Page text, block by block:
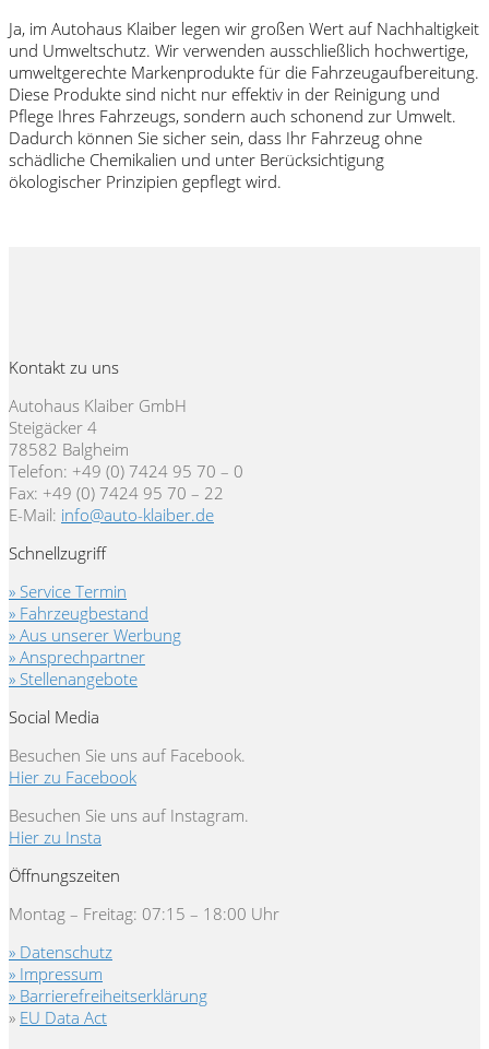
Ja, im Autohaus Klaiber legen wir großen Wert auf Nachhaltigkeit
und Umweltschutz. Wir verwenden ausschließlich hochwertige,
umweltgerechte Markenprodukte für die Fahrzeugaufbereitung.
Diese Produkte sind nicht nur effektiv in der Reinigung und
Pflege Ihres Fahrzeugs, sondern auch schonend zur Umwelt.
Dadurch können Sie sicher sein, dass Ihr Fahrzeug ohne
schädliche Chemikalien und unter Berücksichtigung
ökologischer Prinzipien gepflegt wird.
Kontakt zu uns
Autohaus Klaiber GmbH
Steigäcker 4
78582 Balgheim
Telefon: +49 (0) 7424 95 70 – 0
Fax: +49 (0) 7424 95 70 – 22
E-Mail: info@auto-klaiber.de
Schnellzugriff
» Service Termin
» Fahrzeugbestand
» Aus unserer Werbung
» Ansprechpartner
» Stellenangebote
Social Media
Besuchen Sie uns auf Facebook.
Hier zu Facebook
Besuchen Sie uns auf Instagram.
Hier zu Insta
Öffnungszeiten
Montag – Freitag: 07:15 – 18:00 Uhr
» Datenschutz
» Impressum
» Barrierefreiheitserklärung
» EU Data Act